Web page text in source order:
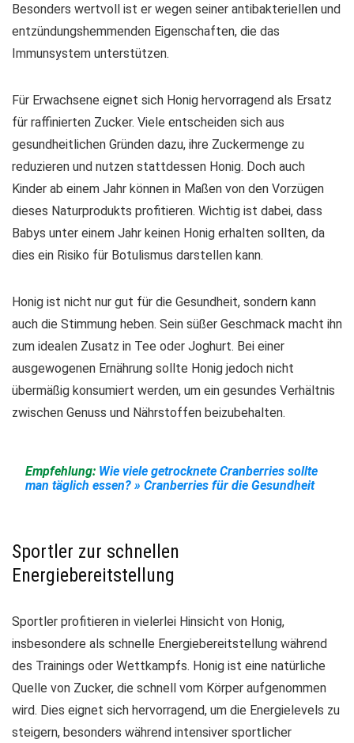
Besonders wertvoll ist er wegen seiner antibakteriellen und
entzündungshemmenden Eigenschaften, die das
Immunsystem unterstützen.
Für Erwachsene eignet sich Honig hervorragend als Ersatz
für raffinierten Zucker. Viele entscheiden sich aus
gesundheitlichen Gründen dazu, ihre Zuckermenge zu
reduzieren und nutzen stattdessen Honig. Doch auch
Kinder ab einem Jahr können in Maßen von den Vorzügen
dieses Naturprodukts profitieren. Wichtig ist dabei, dass
Babys unter einem Jahr keinen Honig erhalten sollten, da
dies ein Risiko für Botulismus darstellen kann.
Honig ist nicht nur gut für die Gesundheit, sondern kann
auch die Stimmung heben. Sein süßer Geschmack macht ihn
zum idealen Zusatz in Tee oder Joghurt. Bei einer
ausgewogenen Ernährung sollte Honig jedoch nicht
übermäßig konsumiert werden, um ein gesundes Verhältnis
zwischen Genuss und Nährstoffen beizubehalten.
Empfehlung: Wie viele getrocknete Cranberries sollte
man täglich essen? » Cranberries für die Gesundheit
Sportler zur schnellen
Energiebereitstellung
Sportler profitieren in vielerlei Hinsicht von Honig,
insbesondere als schnelle Energiebereitstellung während
des Trainings oder Wettkampfs. Honig ist eine natürliche
Quelle von Zucker, die schnell vom Körper aufgenommen
wird. Dies eignet sich hervorragend, um die Energielevels zu
steigern, besonders während intensiver sportlicher